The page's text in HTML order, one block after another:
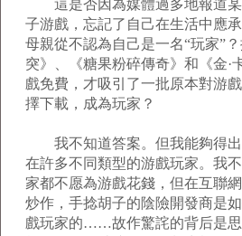
這是否因為媒體過多地報道某
子游戲，忘記了自己在生活中應
母親從不認為自己是一名“玩家”
突》、《糖果粉碎傳奇》和《金·
戲免費，才吸引了一批原本對游
擇下載，成為玩家？
我不知道答案。但我能夠得出
在許多不同類型的游戲玩家。我
家都不愿為游戲花錢，但在互聯
炒作，手捻胡子的陰險開發商是
戲玩家的……故作驚詫的背后是